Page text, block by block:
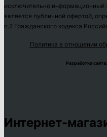
исключительно информационный
является публичной офертой,
п.2 Гражданского кодекса
Политика в отношении
Разработка сайта:
Интернет-